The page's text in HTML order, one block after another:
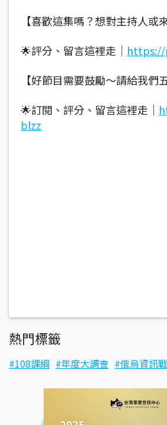
【喜歡這集嗎？想對主持人或
🌟評分、留言這裡走｜ https://
【好節目需要鼓勵～請給我們
🌟訂閱、評分、留言這裡走｜
blzz
熱門標籤
108課綱 年度大調查 俄烏資訊戰